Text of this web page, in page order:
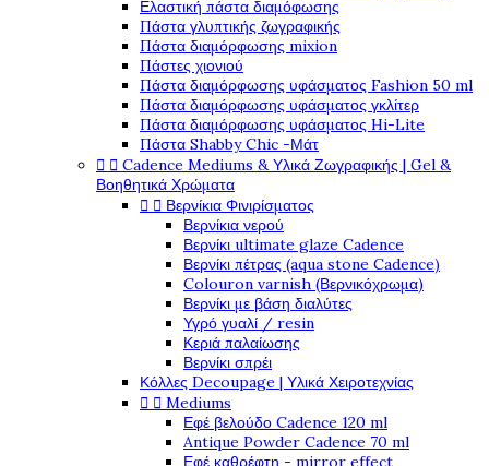
Ελαστική πάστα διαμόφωσης
Πάστα γλυπτικής ζωγραφικής
Πάστα διαμόρφωσης mixion
Πάστες χιονιού
Πάστα διαμόρφωσης υφάσματος Fashion 50 ml
Πάστα διαμόρφωσης υφάσματος γκλίτερ
Πάστα διαμόρφωσης υφάσματος Hi-Lite
Πάστα Shabby Chic -Μάτ
  Cadence Mediums & Υλικά Ζωγραφικής | Gel &
Βοηθητικά Χρώματα
  Βερνίκια Φινιρίσματος
Βερνίκια νερού
Βερνίκι ultimate glaze Cadence
Βερνίκι πέτρας (aqua stone Cadence)
Colouron varnish (Βερνικόχρωμα)
Βερνίκι με βάση διαλύτες
Υγρό γυαλί / resin
Κεριά παλαίωσης
Βερνίκι σπρέι
Κόλλες Decoupage | Υλικά Χειροτεχνίας
  Mediums
Εφέ βελούδο Cadence 120 ml
Antique Powder Cadence 70 ml
Εφέ καθρέφτη - mirror effect